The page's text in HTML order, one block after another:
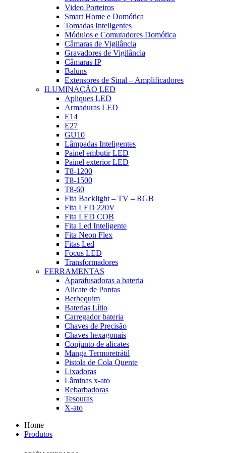
Video Porteiros
Smart Home e Domótica
Tomadas Inteligentes
Módulos e Comutadores Domótica
Câmaras de Vigilância
Gravadores de Vigilância
Câmaras IP
Baluns
Extensores de Sinal – Amplificadores
ILUMINAÇÃO LED
Apliques LED
Armaduras LED
E14
E27
GU10
Lâmpadas Inteligentes
Painel embutir LED
Painel exterior LED
T8-1200
T8-1500
T8-60
Fita Backlight – TV – RGB
Fita LED 220V
Fita LED COB
Fita Led Inteligente
Fita Neon Flex
Fitas Led
Focus LED
Transformadores
FERRAMENTAS
Aparafusadoras a bateria
Alicate de Pontas
Berbequim
Baterias Lítio
Carregador bateria
Chaves de Precisão
Chaves hexagonais
Conjunto de alicates
Manga Termoretrátil
Pistola de Cola Quente
Lixadoras
Lâminas x-ato
Rebarbadoras
Tesouras
X-ato
Home
Produtos